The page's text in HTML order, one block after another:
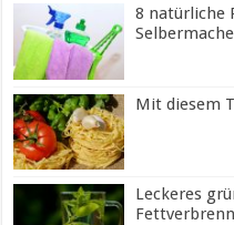
8 natürliche
Mit diesem
Leckeres